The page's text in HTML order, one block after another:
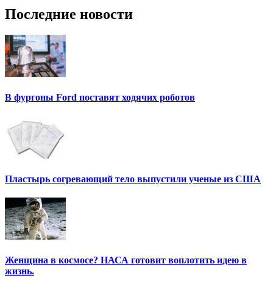
Последние новости
В фургоны Ford поставят ходячих роботов
Пластырь согревающий тело выпустили ученые из США
Женщина в космосе? НАСА готовит воплотить идею в
жизнь.